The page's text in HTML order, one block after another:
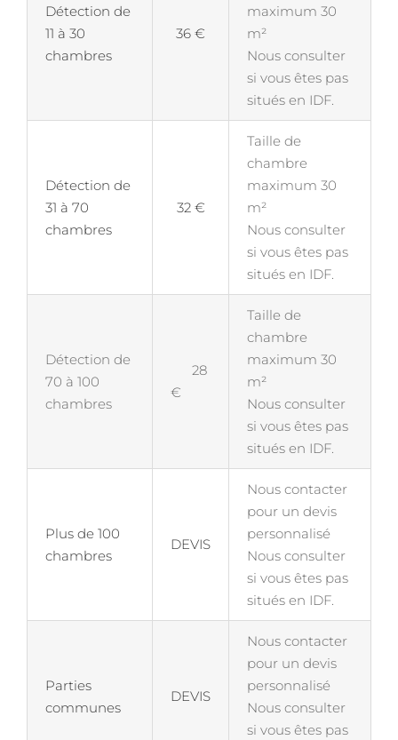
Détection de
11 à 30
chambres
36 €
maximum 30
m²
Nous consulter
si vous êtes pas
situés en IDF.
Détection de
31 à 70
chambres
32 €
Taille de
chambre
maximum 30
m²
Nous consulter
si vous êtes pas
situés en IDF.
Détection de
70 à 100
chambres
28
€
Taille de
chambre
maximum 30
m²
Nous consulter
si vous êtes pas
situés en IDF.
Plus de 100
chambres
DEVIS
Nous contacter
pour un devis
personnalisé
Nous consulter
si vous êtes pas
situés en IDF.
Parties
communes
DEVIS
Nous contacter
pour un devis
personnalisé
Nous consulter
si vous êtes pas